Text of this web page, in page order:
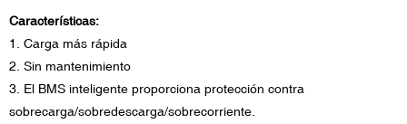
Características:
1. Carga más rápida
2. Sin mantenimiento
3. El BMS inteligente proporciona protección contra
sobrecarga/sobredescarga/sobrecorriente.